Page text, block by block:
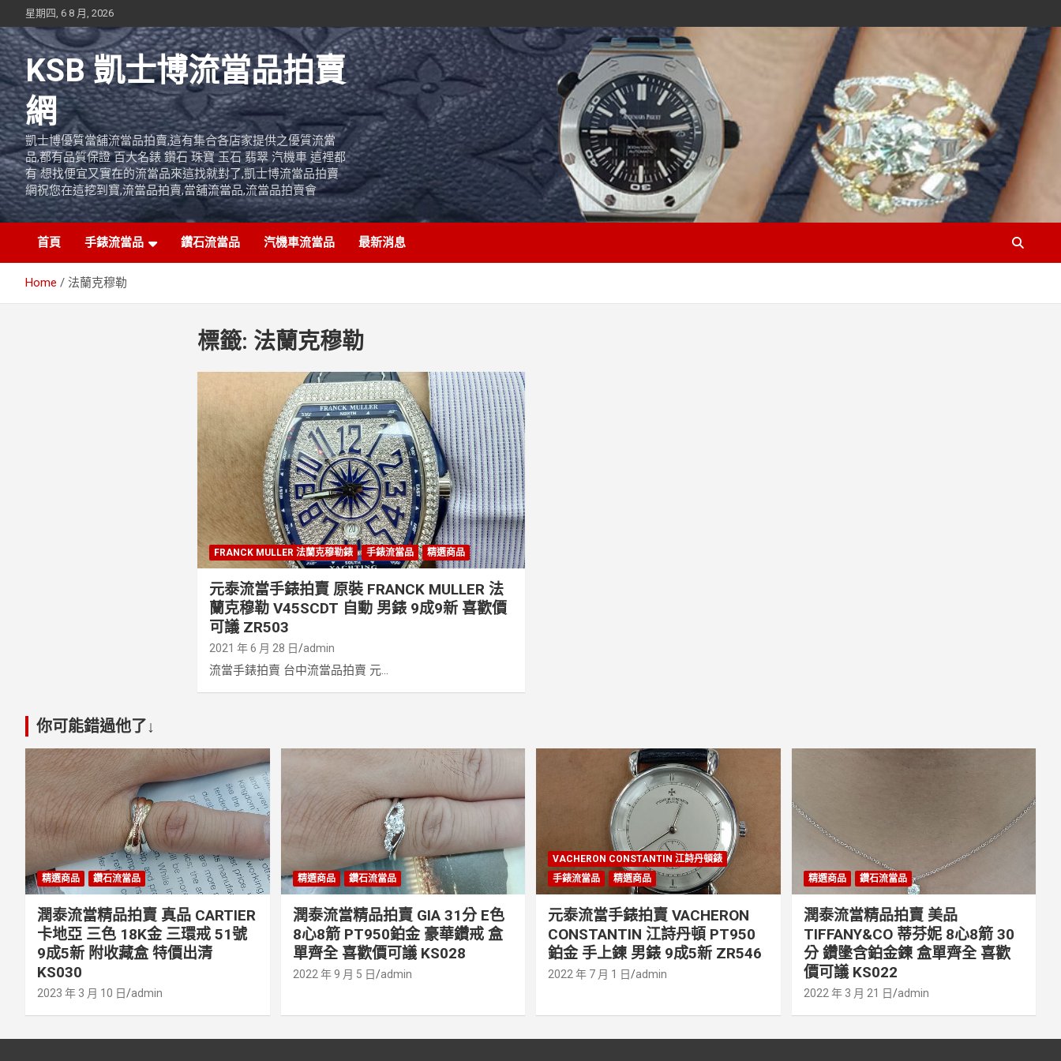
to
content
星期四, 6 8 月, 2026
KSB 凱士博流當品拍賣
網
凱士博優質當舖流當品拍賣,這有集合各店家提供之優質流當
品,都有品質保證 百大名錶 鑽石 珠寶 玉石 翡翠 汽機車 這裡都
有 想找便宜又實在的流當品來這找就對了,凱士博流當品拍賣
網祝您在這挖到寶,流當品拍賣,當舖流當品,流當品拍賣會
首頁 手錶流當品 鑽石流當品 汽機車流當品 最新消息
Home 法蘭克穆勒
標籤: 法蘭克穆勒
FRANCK MULLER 法蘭克穆勒錶 手錶流當品 精選商品
元泰流當手錶拍賣 原裝 FRANCK MULLER 法
蘭克穆勒 V45SCDT 自動 男錶 9成9新 喜歡價
可議 ZR503
2021 年 6 月 28 日 admin
流當手錶拍賣 台中流當品拍賣 元...
你可能錯過他了↓
精選商品 鑽石流當品
潤泰流當精品拍賣 真品 CARTIER
卡地亞 三色 18K金 三環戒 51號
9成5新 附收藏盒 特價出清
KS030
2023 年 3 月 10 日 admin
精選商品 鑽石流當品
潤泰流當精品拍賣 GIA 31分 E色
8心8箭 PT950鉑金 豪華鑽戒 盒
單齊全 喜歡價可議 KS028
2022 年 9 月 5 日 admin
VACHERON CONSTANTIN 江詩丹頓錶
手錶流當品
精選商品
元泰流當手錶拍賣 VACHERON
CONSTANTIN 江詩丹頓 PT950
鉑金 手上鍊 男錶 9成5新 ZR546
2022 年 7 月 1 日 admin
精選商品 鑽石流當品
潤泰流當精品拍賣 美品
TIFFANY&CO 蒂芬妮 8心8箭 30
分 鑽墬含鉑金鍊 盒單齊全 喜歡
價可議 KS022
2022 年 3 月 21 日 admin